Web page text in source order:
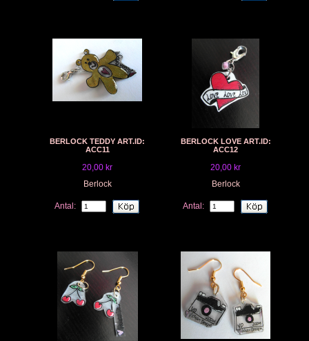
BERLOCK TEDDY ART.ID:
ACC11
20,00 kr
Berlock
Antal:
BERLOCK LOVE ART.ID:
ACC12
20,00 kr
Berlock
Antal: